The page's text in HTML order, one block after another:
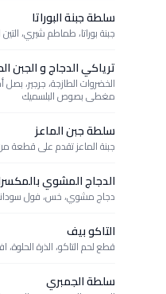
سلطة جبنة البوراتا
جبنة بوراتا، طماطم شيري،
ترياكي الدجاج و الجبن
الخضروات الطازجة، جرجير،
مغطى بصوص البلسميك
سلطة جبن الماعز
جبنة الماعز تقدم على قطعة
الدجاج المشوي
دجاج مشوي، خس، فول
التاكو بيف
قطع لحم التاكو، الذرة
سلطة الجمبري